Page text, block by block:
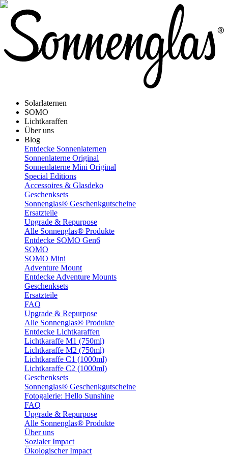
Solarlaternen
SOMO
Lichtkaraffen
Über uns
Blog
Entdecke Sonnenlaternen
Sonnenlaterne Original
Sonnenlaterne Mini Original
Special Editions
Accessoires & Glasdeko
Geschenksets
Sonnenglas® Geschenkgutscheine
Ersatzteile
Upgrade & Repurpose
Alle Sonnenglas® Produkte
Entdecke SOMO Gen6
SOMO
SOMO Mini
Adventure Mount
Entdecke Adventure Mounts
Geschenksets
Ersatzteile
FAQ
Upgrade & Repurpose
Alle Sonnenglas® Produkte
Entdecke Lichtkaraffen
Lichtkaraffe M1 (750ml)
Lichtkaraffe M2 (750ml)
Lichtkaraffe C1 (1000ml)
Lichtkaraffe C2 (1000ml)
Geschenksets
Sonnenglas® Geschenkgutscheine
Fotogalerie: Hello Sunshine
FAQ
Upgrade & Repurpose
Alle Sonnenglas® Produkte
Über uns
Sozialer Impact
Ökologischer Impact